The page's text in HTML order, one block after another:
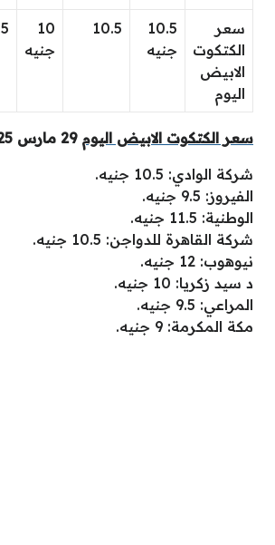
سعر
الكتكوت
الابيض
اليوم
10.5
جنيه
10.5
10
جنيه
سعر الكتكوت الابيض اليوم 29 مارس 2025
شركة الوادي: 10.5 جنيه.
الفيروز: 9.5 جنيه.
الوطنية: 11.5 جنيه.
شركة القاهرة للدواجن: 10.5 جنيه.
نيوهوب: 12 جنيه.
د سيد زكريا: 10 جنيه.
المراعي: 9.5 جنيه.
مكة المكرمة: 9 جنيه.